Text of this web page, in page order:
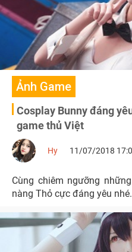
Ảnh Game
Cosplay Bunny đáng
game thủ Việt
Hy 11/07/2018
Cùng chiêm ngưỡng
nàng Thỏ cực đáng yêu nhé.